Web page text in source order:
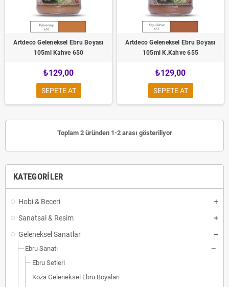
KATEGORILER
Hobi & Beceri
Sanatsal & Resim
Geleneksel Sanatlar
Ebru Sanatı
Ebru Setleri
Koza Geleneksel Ebru Boyaları
Artdeco Geleneksel Ebru Boyası
105ml Kahve 650
₺129,00
SEPETE AT
Artdeco Geleneksel Ebru Boyası
105ml K.Kahve 655
₺129,00
SEPETE AT
Toplam 2 üründen 1-2 arası gösteriliyor